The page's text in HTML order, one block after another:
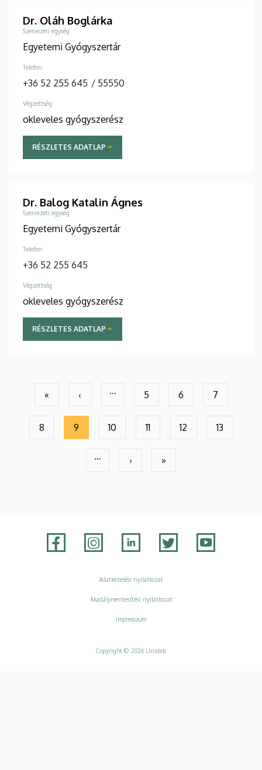
Dr. Oláh Boglárka
Szervezeti egység
Egyetemi Gyógyszertár
Telefon
+36 52 255 645 / 55550
Végzettség
okleveles gyógyszerész
RÉSZLETES ADATLAP
Dr. Balog Katalin Ágnes
Szervezeti egység
Egyetemi Gyógyszertár
Telefon
+36 52 255 645
Végzettség
okleveles gyógyszerész
RÉSZLETES ADATLAP
Első
oldal
«
Előző
oldal
‹
…
Page
5
Page
6
Page
7
Page
8
Jelenlegi
oldal
9
Page
10
Page
11
Page
12
Page
13
…
Következő
›
Utolsó
»
Adatkezelési nyilatkozat
Akadálymentesítési nyilatkozat
Impresszum
Copyright © 2026 Unideb